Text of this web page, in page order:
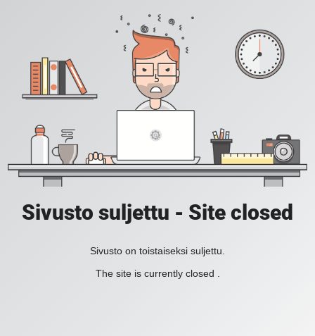
Sivusto suljettu - Site closed
Sivusto on toistaiseksi suljettu.
The site is currently closed .